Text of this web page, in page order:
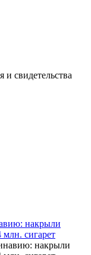
свидетельства
накрыли
сигарет